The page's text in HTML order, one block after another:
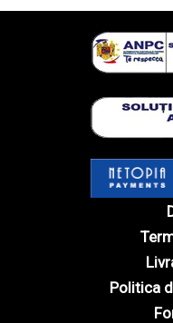
Politica